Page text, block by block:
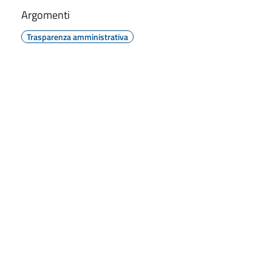
Argomenti
Trasparenza amministrativa